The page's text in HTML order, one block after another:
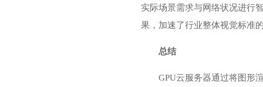
实际场景需求与网络状况进行
果，加速了行业整体视觉标准
总结
GPU云服务器通过将图形